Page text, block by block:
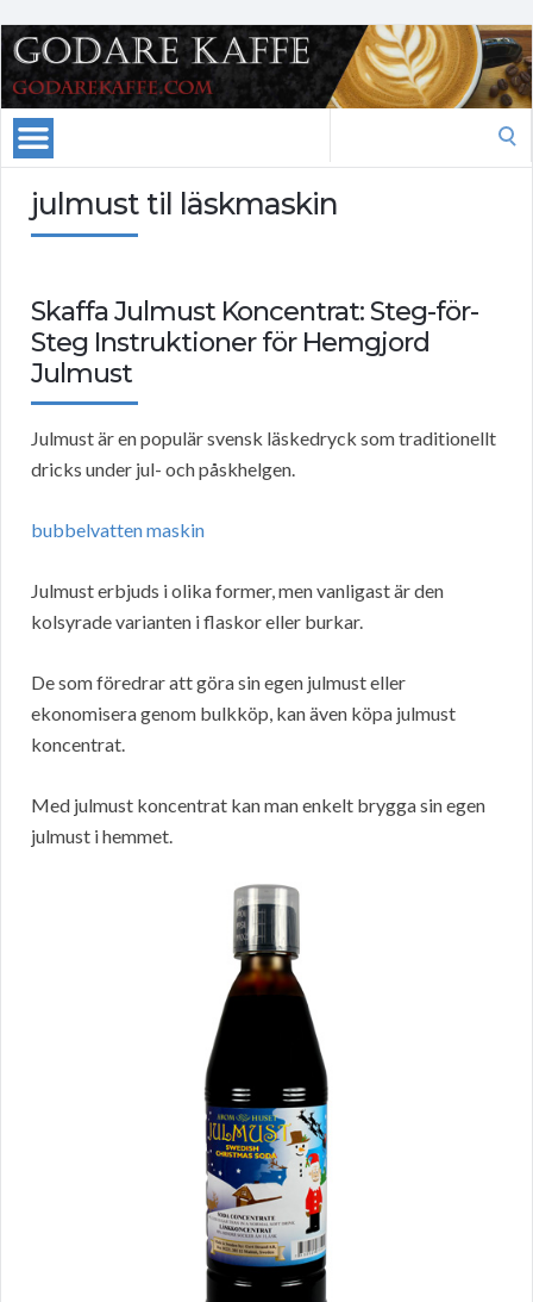
julmust til läskmaskin
Skaffa Julmust Koncentrat: Steg-för-
Steg Instruktioner för Hemgjord
Julmust
Julmust är en populär svensk läskedryck som traditionellt
dricks under jul- och påskhelgen.
bubbelvatten maskin
Julmust erbjuds i olika former, men vanligast är den
kolsyrade varianten i flaskor eller burkar.
De som föredrar att göra sin egen julmust eller
ekonomisera genom bulkköp, kan även köpa julmust
koncentrat.
Med julmust koncentrat kan man enkelt brygga sin egen
julmust i hemmet.